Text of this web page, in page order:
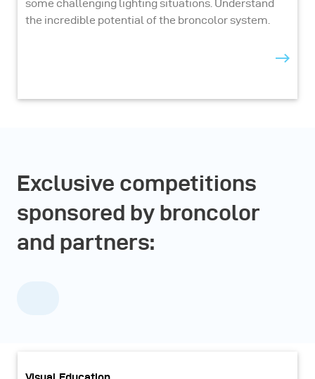
some challenging lighting situations. Understand
the incredible potential of the broncolor system.
Exclusive competitions
sponsored by broncolor
and partners: